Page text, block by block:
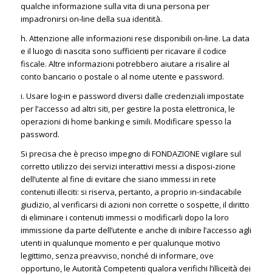
qualche informazione sulla vita di una persona per
impadronirsi on-line della sua identità.
h. Attenzione alle informazioni rese disponibili on-line. La data
e il luogo di nascita sono sufficienti per ricavare il codice
fiscale. Altre informazioni potrebbero aiutare a risalire al
conto bancario o postale o al nome utente e password.
i. Usare log-in e password diversi dalle credenziali impostate
per l’accesso ad altri siti, per gestire la posta elettronica, le
operazioni di home banking e simili. Modificare spesso la
password.
Si precisa che è preciso impegno di FONDAZIONE vigilare sul
corretto utilizzo dei servizi interattivi messi a disposi-zione
dell’utente al fine di evitare che siano immessi in rete
contenuti illeciti: si riserva, pertanto, a proprio in-sindacabile
giudizio, al verificarsi di azioni non corrette o sospette, il diritto
di eliminare i contenuti immessi o modificarli dopo la loro
immissione da parte dell’utente e anche di inibire l’accesso agli
utenti in qualunque momento e per qualunque motivo
legittimo, senza preavviso, nonché di informare, ove
opportuno, le Autorità Competenti qualora verifichi l’illiceità dei